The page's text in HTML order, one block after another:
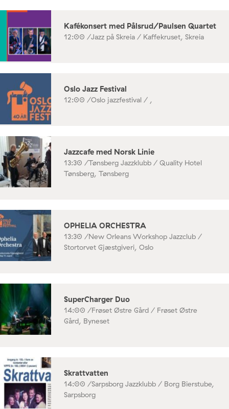
Kafékonsert med Pålsrud/Paulsen Quartet
12:00 /Jazz på Skreia / Kaffekruset, Skreia
Oslo Jazz Festival
12:00 /Oslo jazzfestival / ,
Jazzcafe med Norsk Linie
13:30 /Tønsberg Jazzklubb / Quality Hotel
Tønsberg, Tønsberg
OPHELIA ORCHESTRA
13:30 /New Orleans Workshop Jazzclub /
Stortorvet Gjæstgiveri, Oslo
SuperCharger Duo
14:00 /Frøset Østre Gård / Frøset Østre
Gård, Byneset
Skrattvatten
14:00 /Sarpsborg Jazzklubb / Borg Bierstube,
Sarpsborg